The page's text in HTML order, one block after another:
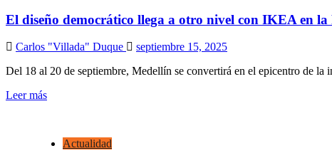
El diseño democrático llega a otro nivel con IKEA en la
Carlos "Villada" Duque
septiembre 15, 2025
Del 18 al 20 de septiembre, Medellín se convertirá en el epicentro de la
Leer más
Actualidad